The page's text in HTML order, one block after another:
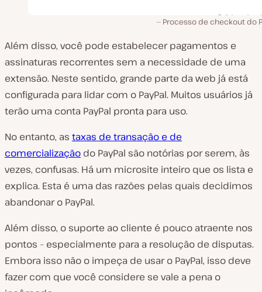
Processo de checkout do
Além disso, você pode estabelecer pagamentos e
assinaturas recorrentes sem a necessidade de uma
extensão. Neste sentido, grande parte da web já está
configurada para lidar com o PayPal. Muitos usuários já
terão uma conta PayPal pronta para uso.
No entanto, as taxas de transação e de
comercialização do PayPal são notórias por serem, às
vezes, confusas. Há um microsite inteiro que os lista e
explica. Esta é uma das razões pelas quais decidimos
abandonar o PayPal.
Além disso, o suporte ao cliente é pouco atraente nos
pontos – especialmente para a resolução de disputas.
Embora isso não o impeça de usar o PayPal, isso deve
fazer com que você considere se vale a pena o